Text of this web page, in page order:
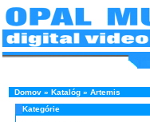
Domov » Katalóg » Artemis
Kategórie